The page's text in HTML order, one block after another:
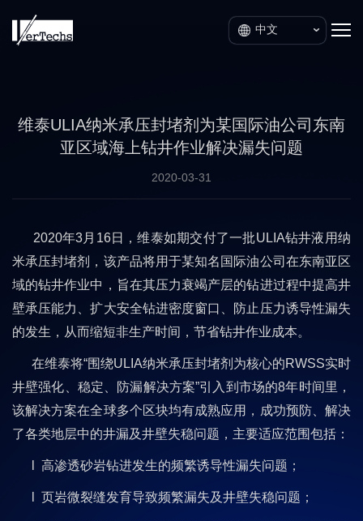
中文
维泰ULIA纳米承压封堵剂为某国际油公司东南
亚区域海上钻井作业解决漏失问题
2020-03-31
2020年3月16日，维泰如期交付了一批ULIA钻井液用纳
米承压封堵剂，该产品将用于某知名国际油公司在东南亚区
域的钻井作业中，旨在其压力衰竭产层的钻进过程中提高井
壁承压能力、扩大安全钻进密度窗口、防止压力诱导性漏失
的发生，从而缩短非生产时间，节省钻井作业成本。
在维泰将“围绕ULIA纳米承压封堵剂为核心的RWSS实时
井壁强化、稳定、防漏解决方案”引入到市场的8年时间里，
该解决方案在全球多个区块均有成熟应用，成功预防、解决
了各类地层中的井漏及井壁失稳问题，主要适应范围包括：
l 高渗透砂岩钻进发生的频繁诱导性漏失问题；
l 页岩微裂缝发育导致频繁漏失及井壁失稳问题；